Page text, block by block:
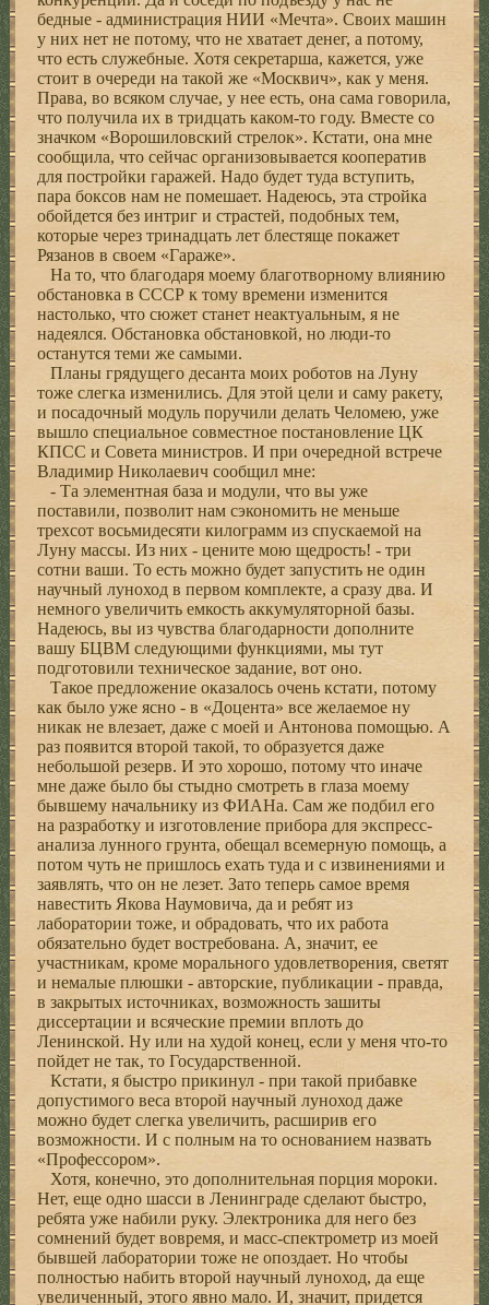
бедные - администрация НИИ «Мечта». Своих машин
у них нет не потому, что не хватает денег, а потому,
что есть служебные. Хотя секретарша, кажется, уже
стоит в очереди на такой же «Москвич», как у меня.
Права, во всяком случае, у нее есть, она сама говорила,
что получила их в тридцать каком-то году. Вместе со
значком «Ворошиловский стрелок». Кстати, она мне
сообщила, что сейчас организовывается кооператив
для постройки гаражей. Надо будет туда вступить,
пара боксов нам не помешает. Надеюсь, эта стройка
обойдется без интриг и страстей, подобных тем,
которые через тринадцать лет блестяще покажет
Рязанов в своем «Гараже».
На то, что благодаря моему благотворному влиянию
обстановка в СССР к тому времени изменится
настолько, что сюжет станет неактуальным, я не
надеялся. Обстановка обстановкой, но люди-то
останутся теми же самыми.
Планы грядущего десанта моих роботов на Луну
тоже слегка изменились. Для этой цели и саму ракету,
и посадочный модуль поручили делать Челомею, уже
вышло специальное совместное постановление ЦК
КПСС и Совета министров. И при очередной встрече
Владимир Николаевич сообщил мне:
- Та элементная база и модули, что вы уже
поставили, позволит нам сэкономить не меньше
трехсот восьмидесяти килограмм из спускаемой на
Луну массы. Из них - цените мою щедрость! - три
сотни ваши. То есть можно будет запустить не один
научный луноход в первом комплекте, а сразу два. И
немного увеличить емкость аккумуляторной базы.
Надеюсь, вы из чувства благодарности дополните
вашу БЦВМ следующими функциями, мы тут
подготовили техническое задание, вот оно.
Такое предложение оказалось очень кстати, потому
как было уже ясно - в «Доцента» все желаемое ну
никак не влезает, даже с моей и Антонова помощью. А
раз появится второй такой, то образуется даже
небольшой резерв. И это хорошо, потому что иначе
мне даже было бы стыдно смотреть в глаза моему
бывшему начальнику из ФИАНа. Сам же подбил его
на разработку и изготовление прибора для экспресс-
анализа лунного грунта, обещал всемерную помощь, а
потом чуть не пришлось ехать туда и с извинениями и
заявлять, что он не лезет. Зато теперь самое время
навестить Якова Наумовича, да и ребят из
лаборатории тоже, и обрадовать, что их работа
обязательно будет востребована. А, значит, ее
участникам, кроме морального удовлетворения, светят
и немалые плюшки - авторские, публикации - правда,
в закрытых источниках, возможность зашиты
диссертации и всяческие премии вплоть до
Ленинской. Ну или на худой конец, если у меня что-то
пойдет не так, то Государственной.
Кстати, я быстро прикинул - при такой прибавке
допустимого веса второй научный луноход даже
можно будет слегка увеличить, расширив его
возможности. И с полным на то основанием назвать
«Профессором».
Хотя, конечно, это дополнительная порция мороки.
Нет, еще одно шасси в Ленинграде сделают быстро,
ребята уже набили руку. Электроника для него без
сомнений будет вовремя, и масс-спектрометр из моей
бывшей лаборатории тоже не опоздает. Но чтобы
полностью набить второй научный луноход, да еще
увеличенный, этого явно мало. И, значит, придется